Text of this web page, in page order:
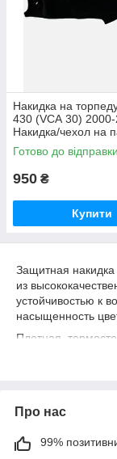
Накидка на
430 (VСА 30) 2000-
Накидка/чехол на
приладів Лексус
Готово до відправки
950 ₴
Купити
Защитная
из
устойчивостью к
насыщенность
Плотная,
панель Вашего
Коврик на панель
уютный,
поддается
очистить его от
Про нас
99%